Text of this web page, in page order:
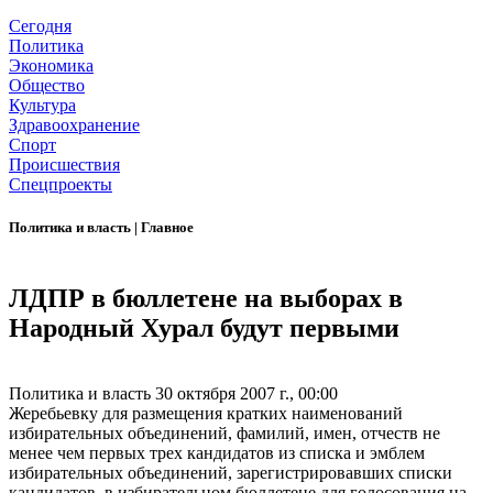
Сегодня
Политика
Экономика
Общество
Культура
Здравоохранение
Спорт
Происшествия
Спецпроекты
Политика и власть | Главное
ЛДПР в бюллетене на выборах в
Народный Хурал будут первыми
Политика и власть 30 октября 2007 г., 00:00
Жеребьевку для размещения кратких наименований
избирательных объединений, фамилий, имен, отчеств не
менее чем первых трех кандидатов из списка и эмблем
избирательных объединений, зарегистрировавших списки